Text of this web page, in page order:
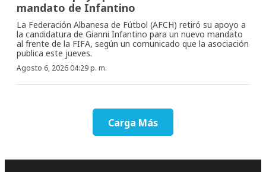
mandato de Infantino
La Federación Albanesa de Fútbol (AFCH) retiró su apoyo a
la candidatura de Gianni Infantino para un nuevo mandato
al frente de la FIFA, según un comunicado que la asociación
publica este jueves.
Agosto 6, 2026 04:29 p. m.
Carga Más